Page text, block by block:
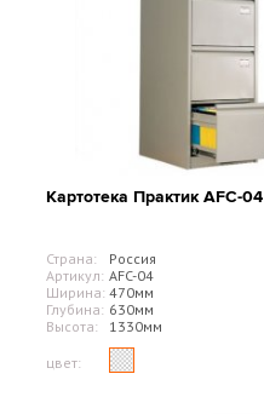
Картотека Практик AFC-04
Страна:
Россия
Артикул: AFC-04
Ширина: 470мм
Глубина: 630мм
Высота:
1330мм
цвет: